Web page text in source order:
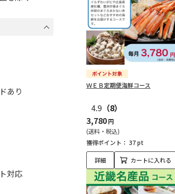
ＷＥＢ定期便海鮮コース
4.9 （8）
3,780円
(送料・税込)
獲得ポイント： 37 pt
詳細 カートに入れる
あり
対応